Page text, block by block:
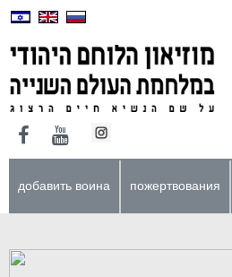
добавить воина пожертвования